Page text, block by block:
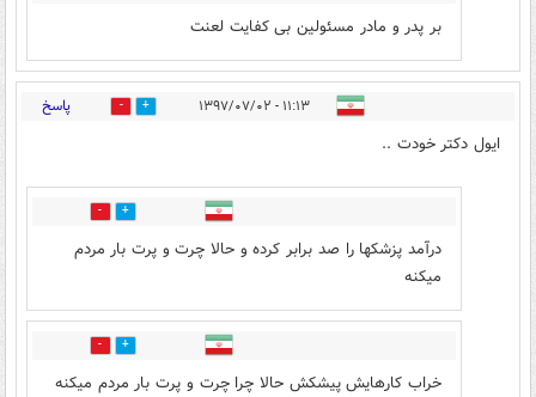
بر پدر و مادر مسئولین بی کفایت لعنت
۱۱:۱۳ - ۱۳۹۷/۰۷/۰۲ 4 پاسخ
ایول دکتر خودت ..
133
درآمد پزشکها را صد برابر کرده و حالا چرت و پرت بار مردم
میکنه
65
خراب کارهایش پیشکش حالا چرا چرت و پرت بار مردم میکنه